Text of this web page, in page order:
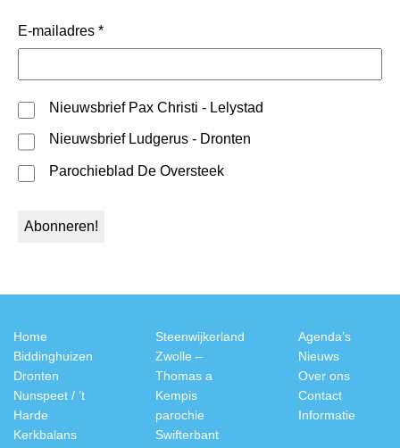
E-mailadres *
Nieuwsbrief Pax Christi - Lelystad
Nieuwsbrief Ludgerus - Dronten
Parochieblad De Oversteek
Home
Biddinghuizen
Dronten
Nunspeet / ’t
Harde
Kerkbalans
Steenwijkerland
Zwolle –
Thomas a
Kempis
parochie
Swifterbant
Agenda’s
Nieuws
Over ons
Contact
Informatie